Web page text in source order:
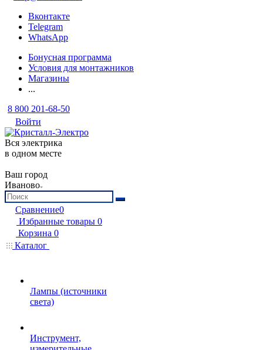
Вконтакте
Telegram
WhatsApp
Бонусная программа
Условия для монтажников
Магазины
...
8 800 201-68-50
Войти
Вся электрика
в одном месте
Ваш город
Иваново
Сравнение0
Избранные товары 0
Корзина 0
Каталог
Лампы (источники
света)
Инструмент,